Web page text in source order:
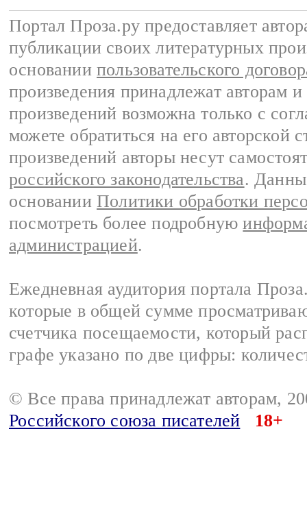
Портал Проза.ру предоставляет
публикации своих литературных
основании пользовательского
произведения принадлежат авторам
произведений возможна только с
можете обратиться на его авторской
произведений авторы несут
российского законодательства.
основании Политики обработки
посмотреть более подробную
администрацией.
Ежедневная аудитория портала
которые в общей сумме
счетчика посещаемости, который
графе указано по две цифры:
© Все права принадлежат авторам,
Российского союза писателей
18+